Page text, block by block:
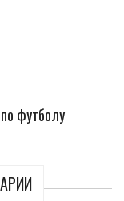
футболу